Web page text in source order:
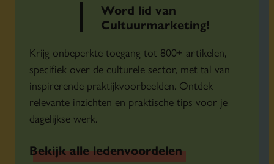
Leiden International Film Festival
Metropool
Mezz
Museum Boijmans Van Beuningen
Museum Catharijneconvent
Nederlands Instituut voor Beeld en Geluid
Het Nieuwe Instituut
Parktheater Eindhoven
Word lid van
Cultuurmarketing!
Krijg onbeperkte toegang tot 800+ artikelen,
specifiek over de culturele sector, met tal van
inspirerende praktijkvoorbeelden. Ontdek
relevante inzichten en praktische tips voor je
dagelijkse werk.
Bekijk alle ledenvoordelen